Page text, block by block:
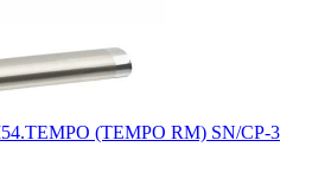
(TEMPO RM) SN/CP-3